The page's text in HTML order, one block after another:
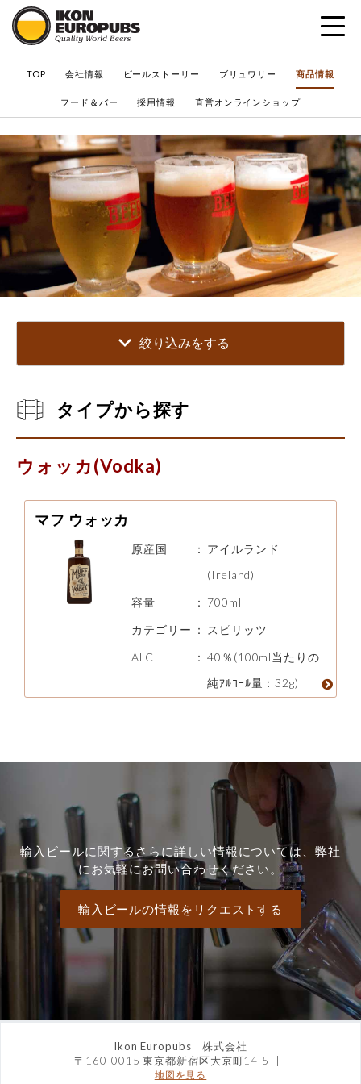
TOP 会社情報 ビールストーリー ブリュワリー 商品情報
フード＆バー 採用情報 直営オンラインショップ
絞り込みをする
タイプから探す
ウォッカ(Vodka)
マフ ウォッカ
原産国 ： アイルランド
(Ireland)
容量
： 700ml
カテゴリー ：
スピリッツ
ALC
： 40％(100ml当たりの
純ｱﾙｺｰﾙ量：32g)
輸入ビールに関するさらに詳しい情報については、弊社
にお気軽にお問い合わせください。
輸入ビールの情報をリクエストする
Ikon Europubs 株式会社
〒160-0015 東京都新宿区大京町14-5
地図を見る